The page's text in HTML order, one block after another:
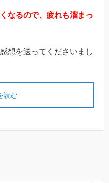
なるので、疲れも溜まっ
想を送ってくださいまし
読む